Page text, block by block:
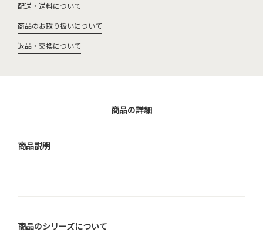
配送・送料について
商品のお取り扱いについて
返品・交換について
商品の詳細
商品説明
商品のシリーズについて